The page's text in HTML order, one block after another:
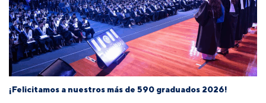
¡Felicitamos a nuestros más de 590 graduados 2026!